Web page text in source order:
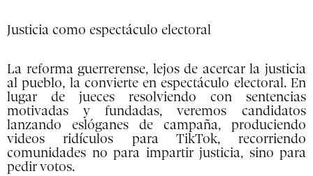
Justicia como espectáculo electoral
La reforma guerrerense, lejos de acercar la justicia
al pueblo, la convierte en espectáculo electoral. En
lugar de jueces resolviendo con sentencias
motivadas y fundadas, veremos candidatos
lanzando eslóganes de campaña, produciendo
videos ridículos para TikTok, recorriendo
comunidades no para impartir justicia, sino para
pedir votos.